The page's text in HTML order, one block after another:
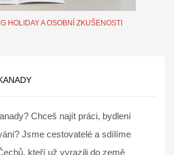
HOLIDAY A OSOBNÍ ZKUŠENOSTI
Chceš najít práci, bydlení
Jsme cestovatelé a sdílíme
kteří už vyrazili do země